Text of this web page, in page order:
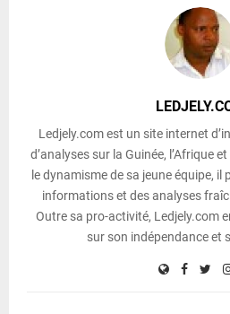
Ledjely.com est un site internet
d’analyses sur la Guinée, l’Afrique
le dynamisme de sa jeune équipe, il
informations et des analyses
Outre sa pro-activité, Ledjely.com
sur son indépendance et